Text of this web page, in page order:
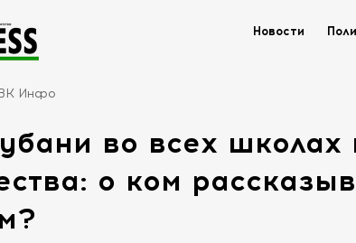
Новости
Инфо
во всех школах
о ком